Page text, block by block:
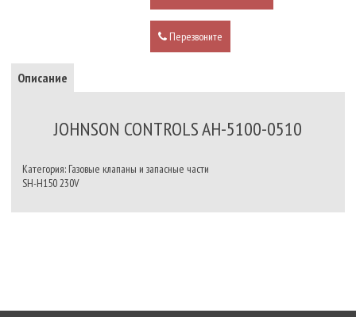
Перезвоните
Описание
JOHNSON CONTROLS AH-5100-0510
Категория: Газовые клапаны и запасные части
SH-H150 230V